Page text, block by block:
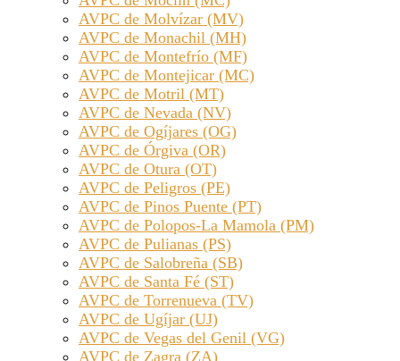
AVPC de Molvízar (MV)
AVPC de Monachil (MH)
AVPC de Montefrío (MF)
AVPC de Montejicar (MC)
AVPC de Motril (MT)
AVPC de Nevada (NV)
AVPC de Ogíjares (OG)
AVPC de Órgiva (OR)
AVPC de Otura (OT)
AVPC de Peligros (PE)
AVPC de Pinos Puente (PT)
AVPC de Polopos-La Mamola (PM)
AVPC de Pulianas (PS)
AVPC de Salobreña (SB)
AVPC de Santa Fé (ST)
AVPC de Torrenueva (TV)
AVPC de Ugíjar (UJ)
AVPC de Vegas del Genil (VG)
AVPC de Zagra (ZA)